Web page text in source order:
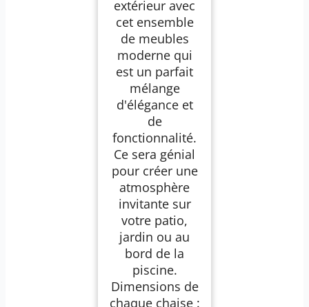
extérieur avec
cet ensemble
de meubles
moderne qui
est un parfait
mélange
d'élégance et
de
fonctionnalité.
Ce sera génial
pour créer une
atmosphère
invitante sur
votre patio,
jardin ou au
bord de la
piscine.
Dimensions de
chaque chaise :